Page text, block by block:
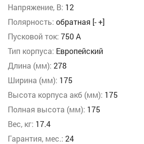
Напряжение, В: 12
Полярность: обратная [- +]
Пусковой ток: 750 А
Тип корпуса: Европейский
Длина (мм): 278
Ширина (мм): 175
Высота корпуса акб (мм): 175
Полная высота (мм): 175
Вес, кг: 17.4
Гарантия, мес.: 24